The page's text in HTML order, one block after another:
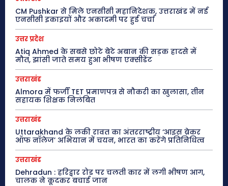
CM Pushkar से मिले एनसीसी महानिदेशक, उत्तराखंड में नई
एनसीसी इकाइयों और अकादमी पर हुई चर्चा
उत्तर प्रदेश
Atiq Ahmed के सबसे छोटे बेटे अबान की सड़क हादसे में
मौत, झांसी जाते समय हुआ भीषण एक्सीडेंट
उत्तराखंड
Almora में फर्जी TET प्रमाणपत्र से नौकरी का खुलासा, तीन
सहायक शिक्षक निलंबित
उत्तराखंड
Uttarakhand के लकी रावत का अंतरराष्ट्रीय ‘आइस ब्रेकर
ऑफ नॉलेज’ अभियान में चयन, भारत का करेंगे प्रतिनिधित्व
उत्तराखंड
Dehradun : हरिद्वार रोड पर चलती कार में लगी भीषण आग,
चालक ने कूदकर बचाई जान